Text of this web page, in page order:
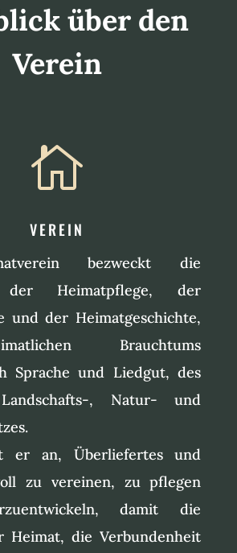
über den
Verein

VEREIN
bezweckt die
der Heimatpflege, der
und der Heimatgeschichte,
Brauchtums
Sprache und Liedgut, des
, Natur- und
er an, Überliefertes und
zu vereinen, zu pflegen
damit die
Heimat, die Verbundenheit